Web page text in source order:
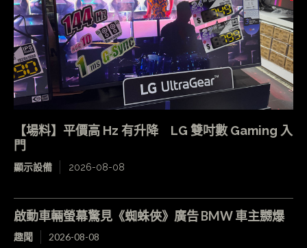
【場料】平價高 Hz 有升降 LG 雙吋數 Gaming 入
門
顯示設備 2026-08-08
啟動車輛螢幕驚見《蜘蛛俠》廣告 BMW 車主嬲爆
趣聞 2026-08-08